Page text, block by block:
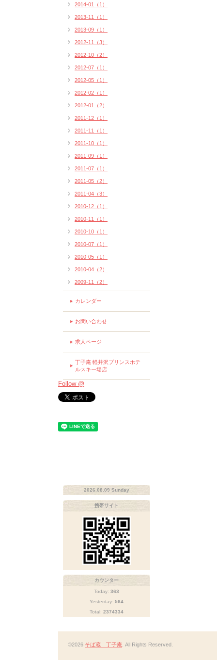
2014-01（1）
2013-11（1）
2013-09（1）
2012-11（3）
2012-10（2）
2012-07（1）
2012-05（1）
2012-02（1）
2012-01（2）
2011-12（1）
2011-11（1）
2011-10（1）
2011-09（1）
2011-07（1）
2011-05（2）
2011-04（3）
2010-12（1）
2010-11（1）
2010-10（1）
2010-07（1）
2010-05（1）
2010-04（2）
2009-11（2）
カレンダー
お問い合わせ
求人ページ
丁子庵 軽井沢プリンスホテ
ルスキー場店
Follow @
2026.08.09 Sunday
携帯サイト
カウンター
Today: 363
Yesterday: 564
Total: 2374334
©2026 そば蔵 丁子庵 . All Rights Reserved.